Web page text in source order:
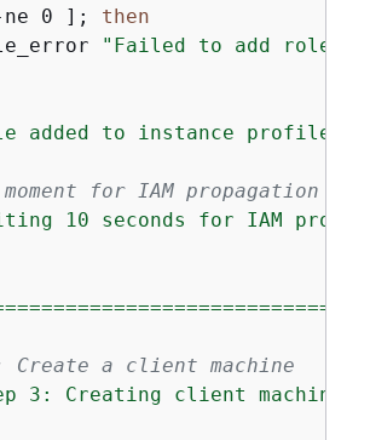
0 ]; then
"Failed to add role
added to instance profile"
for IAM propagation
10 seconds for IAM
Create a client machine
3: Creating client machine"